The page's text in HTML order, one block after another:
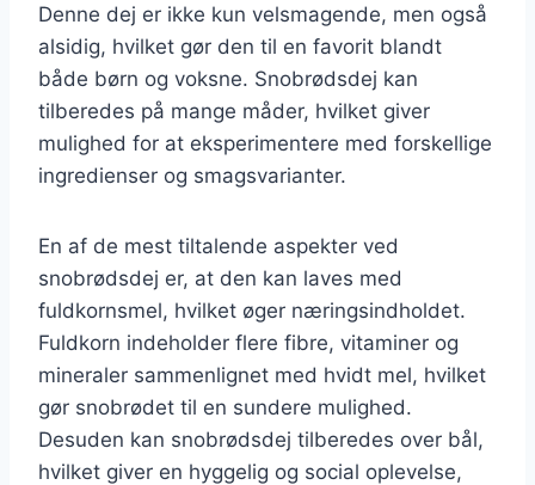
Denne dej er ikke kun velsmagende, men også
alsidig, hvilket gør den til en favorit blandt
både børn og voksne. Snobrødsdej kan
tilberedes på mange måder, hvilket giver
mulighed for at eksperimentere med forskellige
ingredienser og smagsvarianter.
En af de mest tiltalende aspekter ved
snobrødsdej er, at den kan laves med
fuldkornsmel, hvilket øger næringsindholdet.
Fuldkorn indeholder flere fibre, vitaminer og
mineraler sammenlignet med hvidt mel, hvilket
gør snobrødet til en sundere mulighed.
Desuden kan snobrødsdej tilberedes over bål,
hvilket giver en hyggelig og social oplevelse,